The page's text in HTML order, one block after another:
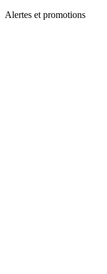
Alertes et promotions